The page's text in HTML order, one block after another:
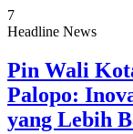
7
Headline News
Pin Wali
Palopo:
yang Lebih